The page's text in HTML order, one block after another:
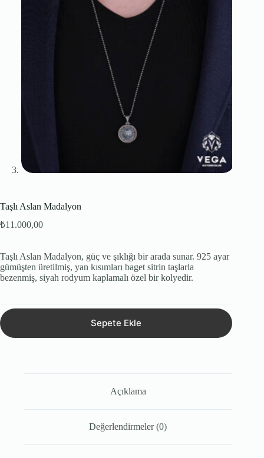
Taşlı Aslan Madalyon
₺11.000,00
Taşlı Aslan Madalyon, güç ve şıklığı bir arada sunar. 925 ayar
gümüşten üretilmiş, yan kısımları baget sitrin taşlarla
bezenmiş, siyah rodyum kaplamalı özel bir kolyedir.
Sepete Ekle
Açıklama
Değerlendirmeler (0)